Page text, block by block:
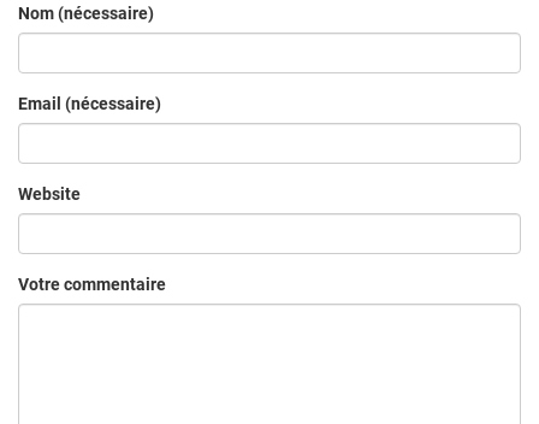
Nom (nécessaire)
Email (nécessaire)
Website
Votre commentaire